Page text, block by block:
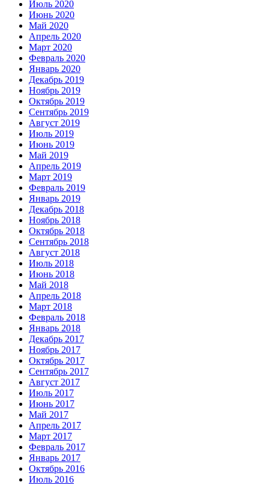
Июль 2020
Июнь 2020
Май 2020
Апрель 2020
Март 2020
Февраль 2020
Январь 2020
Декабрь 2019
Ноябрь 2019
Октябрь 2019
Сентябрь 2019
Август 2019
Июль 2019
Июнь 2019
Май 2019
Апрель 2019
Март 2019
Февраль 2019
Январь 2019
Декабрь 2018
Ноябрь 2018
Октябрь 2018
Сентябрь 2018
Август 2018
Июль 2018
Июнь 2018
Май 2018
Апрель 2018
Март 2018
Февраль 2018
Январь 2018
Декабрь 2017
Ноябрь 2017
Октябрь 2017
Сентябрь 2017
Август 2017
Июль 2017
Июнь 2017
Май 2017
Апрель 2017
Март 2017
Февраль 2017
Январь 2017
Октябрь 2016
Июль 2016